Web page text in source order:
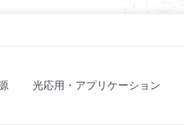
光応用・アプリケーション